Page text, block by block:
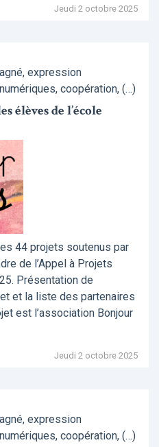
Jeudi 2 octobre 2025
expression
coopération, (…)
élèves de l’école
44 projets soutenus par
de l’Appel à Projets
Présentation de
et la liste des partenaires
est l’association Bonjour
Jeudi 2 octobre 2025
expression
coopération, (…)